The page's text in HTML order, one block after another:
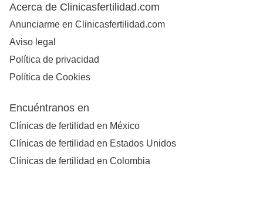
Acerca de Clinicasfertilidad.com
Anunciarme en Clinicasfertilidad.com
Aviso legal
Política de privacidad
Política de Cookies
Encuéntranos en
Clínicas de fertilidad en México
Clínicas de fertilidad en Estados Unidos
Clínicas de fertilidad en Colombia